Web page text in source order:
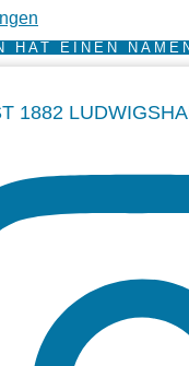
HAT EINEN
1882